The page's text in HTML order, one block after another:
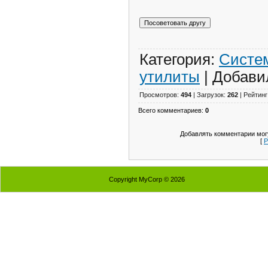
Категория:
утилиты |
Просмотров: 494 | Загрузок: 262 |
Всего комментариев: 0
Добавлять комментарии
[
Copyright MyCorp © 2026